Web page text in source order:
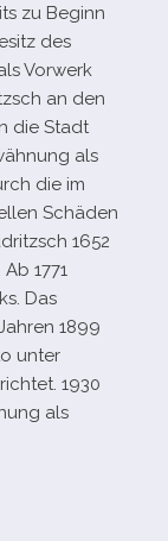
zu Beginn
des
Vorwerk
an den
die Stadt
als
die im
Schäden
1652
1771
Das
1899
unter
1930
als